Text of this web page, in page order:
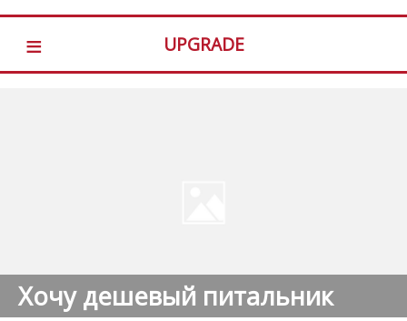
≡ UPGRADE
Хочу дешевый питальник